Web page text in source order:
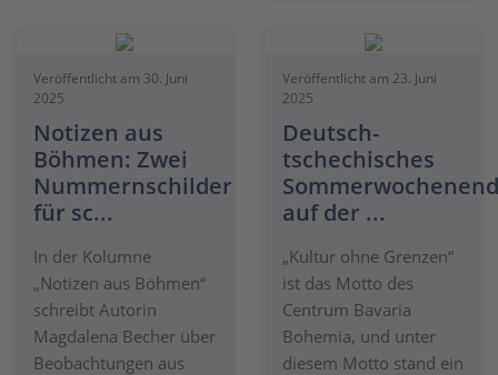
Veröffentlicht am 30. Juni
2025
Notizen aus
Böhmen: Zwei
Nummernschilder
für sc...
In der Kolumne
„Notizen aus Böhmen“
schreibt Autorin
Magdalena Becher über
Beobachtungen aus
Veröffentlicht am 23. Juni
2025
Deutsch-
tschechisches
auf der ...
„Kultur ohne Grenzen“
ist das Motto des
Centrum Bavaria
Bohemia, und unter
diesem Motto stand ein